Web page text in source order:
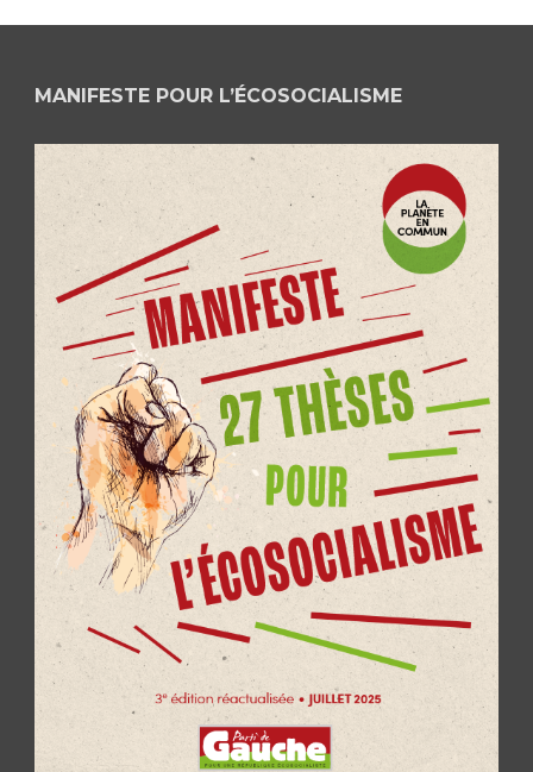
MANIFESTE POUR L’ÉCOSOCIALISME